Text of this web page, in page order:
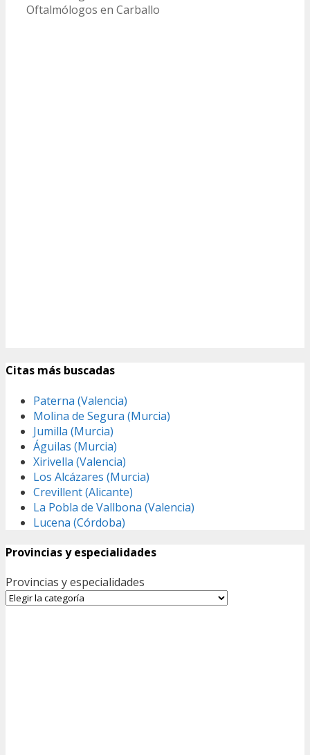
Oftalmólogos en Carballo
Citas más buscadas
Paterna (Valencia)
Molina de Segura (Murcia)
Jumilla (Murcia)
Águilas (Murcia)
Xirivella (Valencia)
Los Alcázares (Murcia)
Crevillent (Alicante)
La Pobla de Vallbona (Valencia)
Lucena (Córdoba)
Provincias y especialidades
Provincias y especialidades